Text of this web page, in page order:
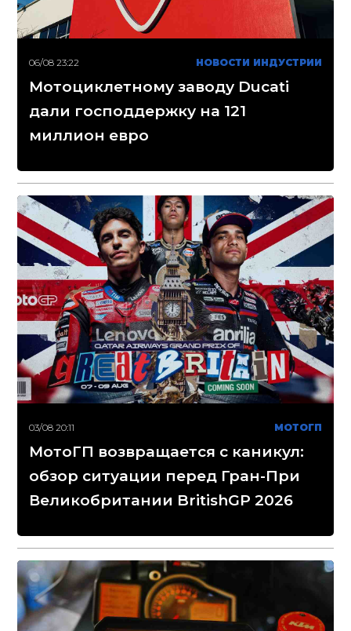
06/08 23:22 НОВОСТИ ИНДУСТРИИ
Мотоциклетному заводу Ducati
дали господдержку на 121
миллион евро
03/08 20:11 МОТОГП
МотоГП возвращается с каникул:
обзор ситуации перед Гран-При
Великобритании BritishGP 2026